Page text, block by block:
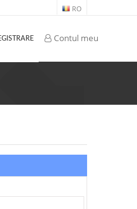
RO
Contul meu